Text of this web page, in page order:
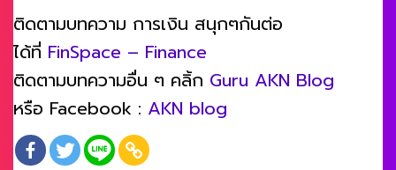
ติดตามบทความ การเงิน สนุกๆกันต่อ
ได้ที่ FinSpace – Finance
ติดตามบทความอื่น ๆ คลิ้ก Guru AKN Blog
หรือ Facebook : AKN blog